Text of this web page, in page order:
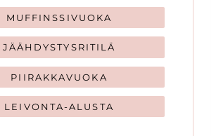
MUFFINSSIVUOKA
JÄÄHDYSTYSRITILÄ
PIIRAKKAVUOKA
LEIVONTA-ALUSTA